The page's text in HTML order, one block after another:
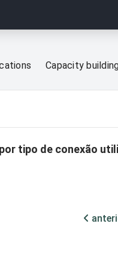
Capacity
tipo de conexão